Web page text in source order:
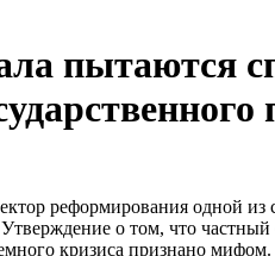
пытаются
реформирования одной из
о том, что частный
кризиса признано